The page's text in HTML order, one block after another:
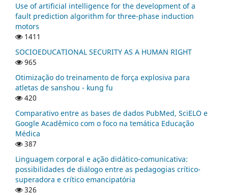
Use of artificial intelligence for the development of a
fault prediction algorithm for three-phase induction
motors
1411
SOCIOEDUCATIONAL SECURITY AS A HUMAN RIGHT
965
Otimização do treinamento de força explosiva para
atletas de sanshou - kung fu
420
Comparativo entre as bases de dados PubMed, SciELO e
Google Acadêmico com o foco na temática Educação
Médica
387
Linguagem corporal e ação didático-comunicativa:
possibilidades de diálogo entre as pedagogias crítico-
superadora e crítico emancipatória
326